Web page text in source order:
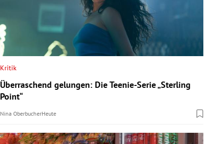
Kritik
Überraschend gelungen: Die Teenie-Serie „Sterling
Point“
Nina OberbucherHeute